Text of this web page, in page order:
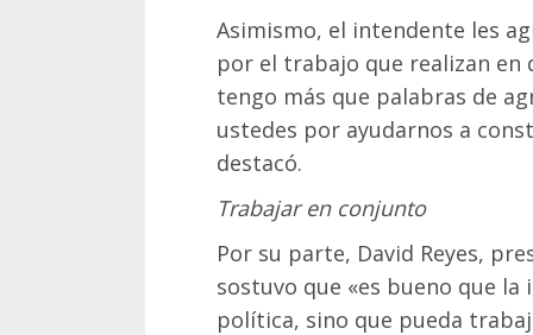
Asimismo, el intendente les
por el trabajo que realizan en
tengo más que palabras de
ustedes por ayudarnos a
destacó.
Trabajar en conjunto
Por su parte, David Reyes,
sostuvo que «es bueno que la
política, sino que pueda